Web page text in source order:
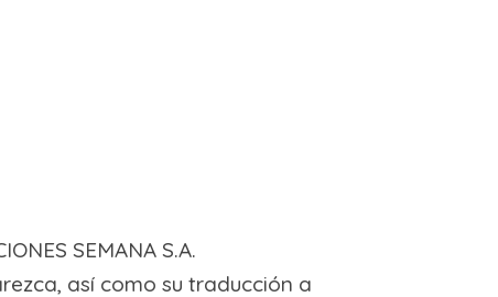
SEMANA S.A.
así como su traducción a